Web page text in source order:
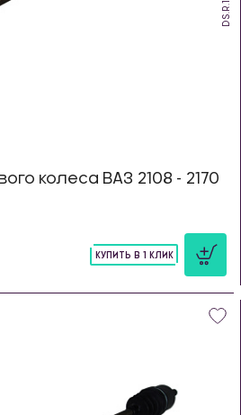
колеса ВАЗ 2108 - 2170
КУПИТЬ В 1 КЛИК